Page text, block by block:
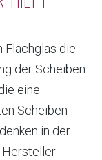
Flachglas die
der Scheiben
eine
Scheiben
in der
Hersteller